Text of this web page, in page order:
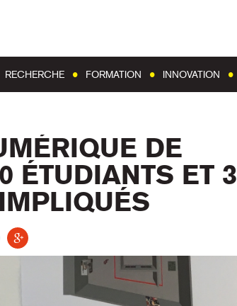
RECHERCHE FORMATION INNOVATION
DE
ÉTUDIANTS ET 3